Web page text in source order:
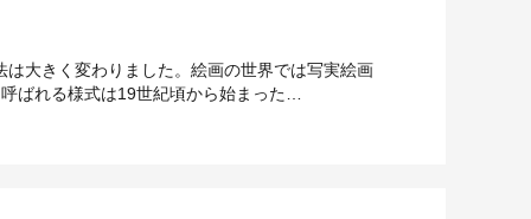
大きく変わりました。絵画の世界では写実絵画
ばれる様式は19世紀頃から始まった…